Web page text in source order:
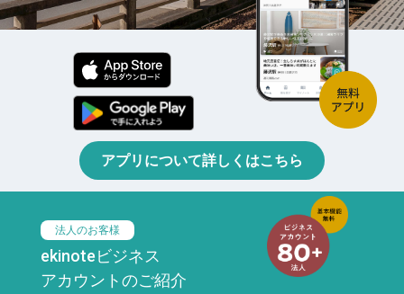
アプリについて詳しくはこちら
法人のお客様
ekinoteビジネス
アカウントのご紹介